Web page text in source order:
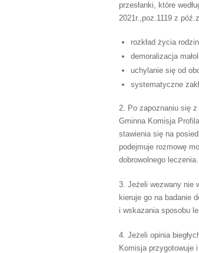
przesłanki, które
2021r.,poz.1119 z
rozkład życia
demoralizacja
uchylanie się od
systematyczne
2. Po zapoznaniu się z
Gminna Komisja
stawienia się na
podejmuje rozmowę
dobrowolnego
3. Jeżeli wezwany nie
kieruje go na badanie
i wskazania sposobu
4. Jeżeli opinia
Komisja przygotowuje